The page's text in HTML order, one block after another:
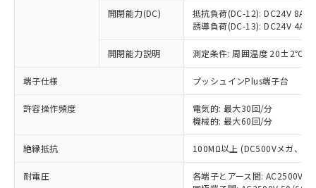
開閉能力(DC)
抵抗負荷(DC-12): DC24V 8A/
誘導負荷(DC-13): DC24V 4A/
開閉能力説明 測定条件: 周囲温度 20±2℃、
端子仕様 プッシュインPlus端子台
許容操作頻度
電気的: 最大30回/分
機械的: 最大60回/分
絶縁抵抗 100MΩ以上 (DC500Vメガ、点
耐電圧
各端子とアース間: AC2500V
本サービスは、当社制御機器事業取扱
商品の当社在庫状況および標準価格
(税抜)を提供させていただくもので
当社制御機器事業取扱商品の中には、
本サービスの対象外となる商品もある
ことをご了承ください。
在庫状況および標準価格照会結果は、
記載している更新日時点での社内デー
タに基づき作成されるものであり、閲
準価格とは異なる場合があることをご
調査・確認中：EU RoHS指令（10物質）の
非含有の対応状況を調査中または確認中の
非該当品：ライセンス料など無形物で、有
害物質有無と関係のない商品です。
仕入先様の事情により、非含有部品として
いたものが、含有品と判明した場合などや
むを得ず変更することがあります。
*EU RoHS指令（10物質）：
鉛(Pb) 1000ppm以下、 水銀(Hg) 1000ppm以下、 カド
六価クロム(Cr(Ⅵ)) 1000ppm以下、ポリ臭化ビフェニル
「○」：最大均質材料含有率が中国RoHSの
基準値以下であることを示します。
「×」：最大均質材料含有率が中国RoHSの
基準値を超えていることを示します。
「－」：未確認です。当社販売部門へお問
当社は、これら貴社製品のうち、外国
為替および外国貿易法に定める商品
（以下｢規制貨物等」という）を輸出
または国外への提供する場合は、日本
国政府の輸出許可(または役務取引許
可)を取得するなどの必要な手続きを